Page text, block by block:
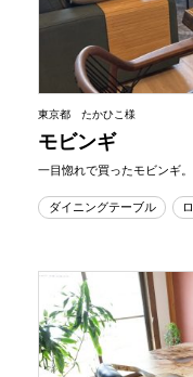
東京都 たかひこ様
モビンギ
一目惚れで買ったモビンギ
ダイニングテーブル